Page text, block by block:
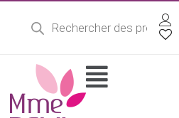
Recherche
produits
Flyout
Menu